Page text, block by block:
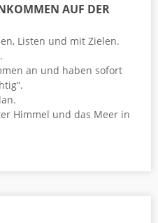
AUF DER
Listen und mit Zielen.
an und haben sofort
Himmel und das Meer in